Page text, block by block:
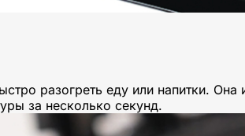
разогреть еду или напитки.
за несколько секунд.